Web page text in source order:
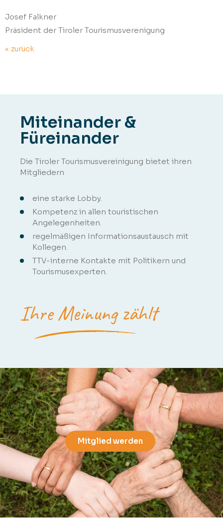
Josef Falkner
Präsident der Tiroler Tourismusverenigung
« zurück
Miteinander &
Füreinander
Die Tiroler Tourismusvereinigung bietet ihren
Mitgliedern
eine starke Lobby.
Kompetenz in allen touristischen
Angelegenheiten.
regelmäßigen Informationsaustausch mit
Kollegen.
TTV-interne Kontakte mit Politikern und
Tourismusexperten.
Ihre Meinung zählt
Mitglied werden